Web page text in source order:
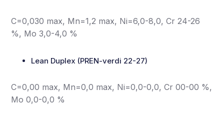
C=0,030 max, Mn=1,2 max, Ni=6,0-8,0, Cr 24-26
%, Mo 3,0-4,0 %
Lean Duplex (PREN-verdi 22-27)
C=0,00 max, Mn=0,0 max, Ni=0,0-0,0, Cr 00-00 %,
Mo 0,0-0,0 %